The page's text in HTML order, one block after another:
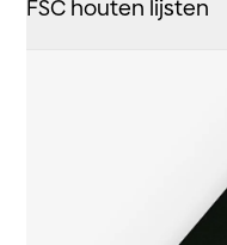
FSC houten lijsten